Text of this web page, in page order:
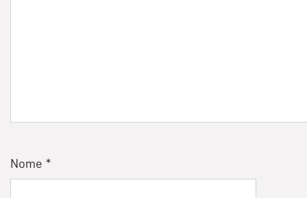
Nome *